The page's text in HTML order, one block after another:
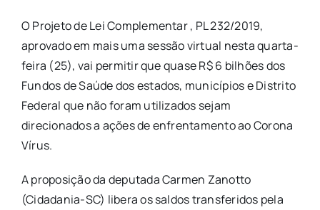
O Projeto de Lei Complementar , PL 232/2019,
aprovado em mais uma sessão virtual nesta quarta-
feira (25), vai permitir que quase R$ 6 bilhões dos
Fundos de Saúde dos estados, municípios e Distrito
Federal que não foram utilizados sejam
direcionados a ações de enfrentamento ao Corona
Vírus.
A proposição da deputada Carmen Zanotto
(Cidadania-SC) libera os saldos transferidos pela